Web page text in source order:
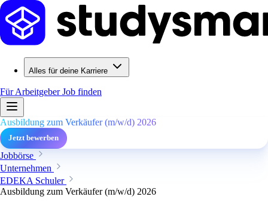
Alles für deine Karriere
Für ArbeitgeberJob finden
Ausbildung zum Verkäufer (m/w/d) 2026
Jetzt bewerben
Jobbörse
Unternehmen
EDEKA Schuler
Ausbildung zum Verkäufer (m/w/d) 2026